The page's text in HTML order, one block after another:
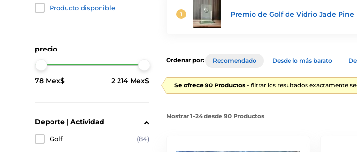
Premio de Golf de Vidrio Jade Pine
Producto disponible
precio
78 Mex$ 2 214 Mex$
Deporte | Actividad
Golf (84)
Ordenar por: Recomendado Desde lo más barato
Se ofrece 90 Productos - filtrar los resultados exactamente
Mostrar 1-24 desde 90 Productos